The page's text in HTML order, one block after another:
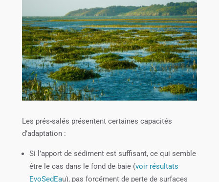
Les prés-salés présentent certaines capacités
d’adaptation :
Si l’apport de sédiment est suffisant, ce qui semble
être le cas dans le fond de baie (voir résultats
EvoSedEau), pas forcément de perte de surfaces